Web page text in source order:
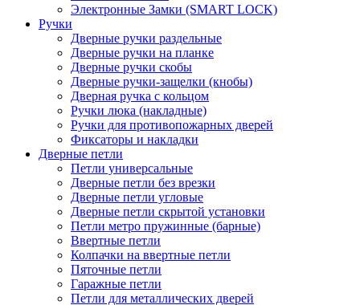
Электронные Замки (SMART LOCK)
Ручки
Дверные ручки раздельные
Дверные ручки на планке
Дверные ручки скобы
Дверные ручки-защелки (кнобы)
Дверная ручка с кольцом
Ручки люка (накладные)
Ручки для противопожарных дверей
Фиксаторы и накладки
Дверные петли
Петли универсальные
Дверные петли без врезки
Дверные петли угловые
Дверные петли скрытой установки
Петли метро пружинные (барные)
Ввертные петли
Колпачки на ввертные петли
Пяточные петли
Гаражные петли
Петли для металлических дверей